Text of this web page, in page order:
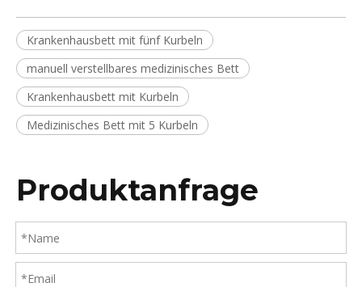
Krankenhausbett mit fünf Kurbeln
manuell verstellbares medizinisches Bett
Krankenhausbett mit Kurbeln
Medizinisches Bett mit 5 Kurbeln
Produktanfrage